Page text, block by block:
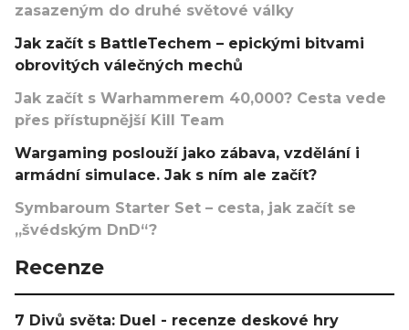
zasazeným do druhé světové války
Jak začít s BattleTechem – epickými bitvami
obrovitých válečných mechů
Jak začít s Warhammerem 40,000? Cesta vede
přes přístupnější Kill Team
Wargaming poslouží jako zábava, vzdělání i
armádní simulace. Jak s ním ale začít?
Symbaroum Starter Set – cesta, jak začít se
„švédským DnD“?
Recenze
7 Divů světa: Duel - recenze deskové hry